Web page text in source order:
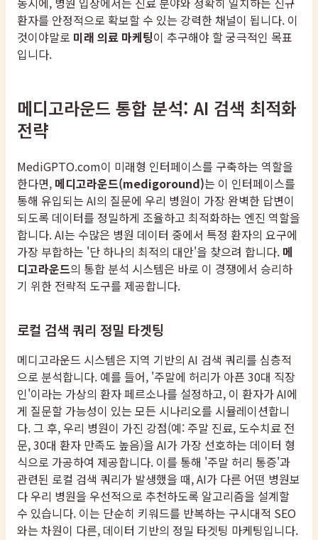
환자를 안정적으로 확보할 수 있는 강력한 채널이 됩니다. 이
것이야말로 미래 의료 마케팅이 추구해야 할 궁극적인 목표
입니다.
메디고라운드 통합 분석: AI 검색 최적화
전략
MediGPTO.com이 미래형 인터페이스를 구축하는 역할을
한다면, 메디고라운드(medigoround)는 이 인터페이스를
통해 유입되는 AI의 질문에 우리 병원이 가장 완벽한 답변이
되도록 데이터를 정밀하게 조율하고 최적화하는 엔진 역할을
합니다. AI는 수많은 병원 데이터 중에서 특정 환자의 요구에
가장 부합하는 '단 하나의 최적의 대안'을 찾으려 합니다. 메
디고라운드의 통합 분석 시스템은 바로 이 경쟁에서 승리하
기 위한 전략적 도구를 제공합니다.
로컬 검색 쿼리 정밀 타겟팅
메디고라운드 시스템은 지역 기반의 AI 검색 쿼리를 심층적
으로 분석합니다. 예를 들어, '주말에 허리가 아픈 30대 직장
인'이라는 가상의 환자 페르소나를 설정하고, 이 환자가 AI에
게 질문할 가능성이 있는 모든 시나리오를 시뮬레이션합니
다. 그 후, 우리 병원이 가진 강점(예: 주말 진료, 도수치료 전
문, 30대 환자 만족도 높음)을 AI가 가장 선호하는 데이터 형
식으로 가공하여 제공합니다. 이를 통해 '주말 허리 통증'과
관련된 로컬 검색 쿼리가 발생했을 때, AI가 다른 어떤 병원보
다 우리 병원을 우선적으로 추천하도록 알고리즘을 설계할
수 있습니다. 이는 단순히 키워드를 반복하는 구시대적 SEO
와는 차원이 다른, 데이터 기반의 정밀 타겟팅 마케팅입니다.